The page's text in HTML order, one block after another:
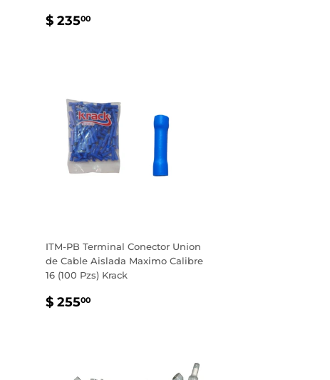
PRECIO
$ 23500$
ITM-PB Terminal Conector Union
de Cable Aislada Maximo Calibre
16 (100 Pzs) Krack
PRECIO
$ 25500$